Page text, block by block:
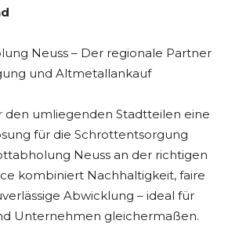
Neuss – Der regionale Partner
und Altmetallankauf
den umliegenden Stadtteilen eine
für die Schrottentsorgung
Neuss an der richtigen
kombiniert Nachhaltigkeit, faire
Abwicklung – ideal für
Unternehmen gleichermaßen.